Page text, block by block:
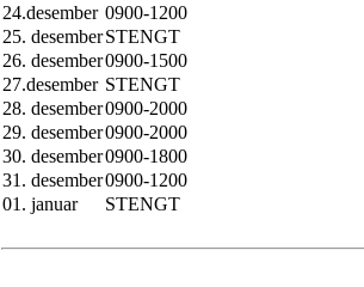
24.desember 0900-1200
25. desemberSTENGT
26. desember0900-1500
27.desember STENGT
28. desember0900-2000
29. desember0900-2000
30. desember0900-1800
31. desember0900-1200
01. januar
STENGT